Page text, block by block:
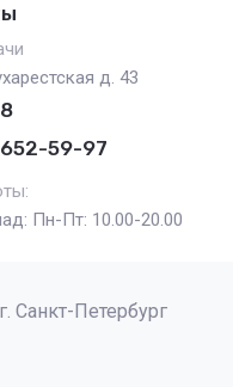
д. 43
59-97
Пн-Пт: 10.00-20.00
Санкт-Петербург